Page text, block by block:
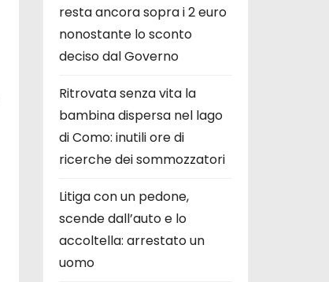
resta ancora sopra i 2 euro
nonostante lo sconto
deciso dal Governo
Ritrovata senza vita la
bambina dispersa nel lago
di Como: inutili ore di
ricerche dei sommozzatori
Litiga con un pedone,
scende dall’auto e lo
accoltella: arrestato un
uomo